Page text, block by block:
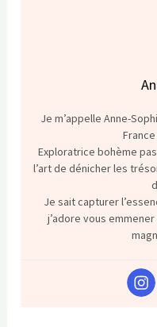
Je m’appelle Anne-
Exploratrice bohème
l’art de dénicher les
Je sait capturer
j’adore vous